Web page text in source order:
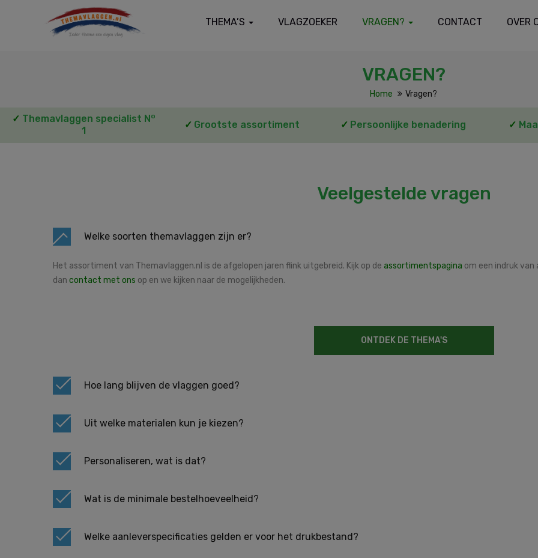
THEMA’S VLAGZOEKER VRAGEN? CONTACT OVER
VRAGEN?
Home Vragen?
✓ Themavlaggen specialist No
1
✓ Grootste assortiment ✓ Persoonlijke benadering ✓
Veelgestelde vragen
Welke soorten themavlaggen zijn er?
Het assortiment van Themavlaggen.nl is de afgelopen jaren flink uitgebreid. Kijk op de assortimentspagina om een indruk van
dan contact met ons op en we kijken naar de mogelijkheden.
ONTDEK DE THEMA'S
Hoe lang blijven de vlaggen goed?
Uit welke materialen kun je kiezen?
Personaliseren, wat is dat?
Wat is de minimale bestelhoeveelheid?
Welke aanleverspecificaties gelden er voor het drukbestand?